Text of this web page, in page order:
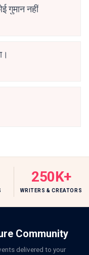
गुमान नहीं
250K+
WRITERS & CREATORS
Community
delivered to your